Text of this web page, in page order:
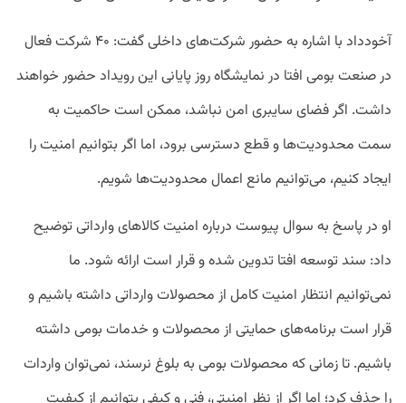
آخودداد با اشاره به حضور شرکت‌های داخلی گفت: ۴۰ شرکت فعال
در صنعت بومی افتا در نمایشگاه روز پایانی این رویداد حضور خواهند
داشت. اگر فضای سایبری امن نباشد، ممکن است حاکمیت به
سمت محدودیت‌ها و قطع دسترسی برود، اما اگر بتوانیم امنیت را
ایجاد کنیم، می‌توانیم مانع اعمال محدودیت‌ها شویم.
او در پاسخ به سوال پیوست درباره امنیت کالاهای وارداتی توضیح
داد: سند توسعه افتا تدوین شده و قرار است ارائه شود. ما
نمی‌توانیم انتظار امنیت کامل از محصولات وارداتی داشته باشیم و
قرار است برنامه‌های حمایتی از محصولات و خدمات بومی داشته
باشیم. تا زمانی که محصولات بومی به بلوغ نرسند، نمی‌توان واردات